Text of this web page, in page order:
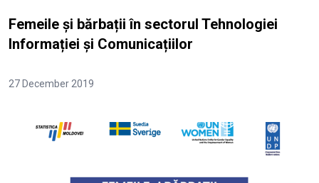
Femeile și bărbații în sectorul Tehnologiei
Informației și Comunicațiilor
27 December 2019